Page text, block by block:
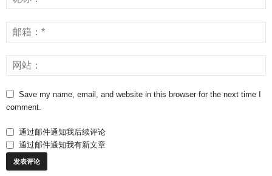
Save my name, email, and website in this browser for the next time I
comment.
通过邮件通知我后续评论
通过邮件通知我有新文章